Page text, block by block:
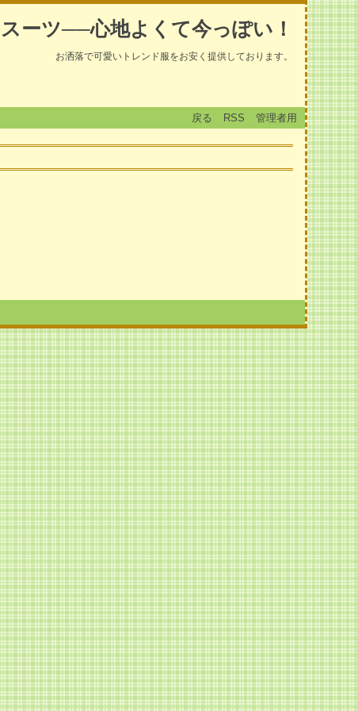
ーツ──心地よくて今っぽい！
お洒落で可愛いトレンド服をお安く提供しております。
戻る RSS 管理者用